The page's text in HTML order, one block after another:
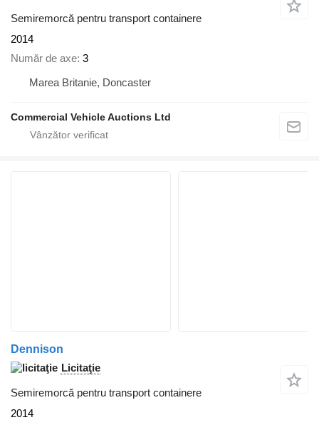
Semiremorcă pentru transport containere
2014
Număr de axe 3
Marea Britanie, Doncaster
Commercial Vehicle Auctions Ltd
Dennison
Licitaţie
Semiremorcă pentru transport containere
2014